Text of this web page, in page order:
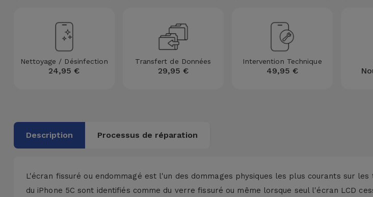
Portefeuilles,
Étuis et Sacs
Traceurs et
Vélo
d'ordinateur
Nettoyage / Désinfection
24,95 €
Transfert de Données
29,95 €
Intervention Technique
49,95 €
Description Processus de réparation
L'écran fissuré ou endommagé est l'un des dommages physiques les plus courants sur
du iPhone 5C sont identifiés comme du verre fissuré ou même lorsque seul l'écran LCD